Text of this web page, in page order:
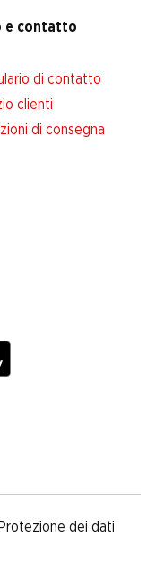
e contatto
di contatto
clienti
di consegna
Protezione dei dati